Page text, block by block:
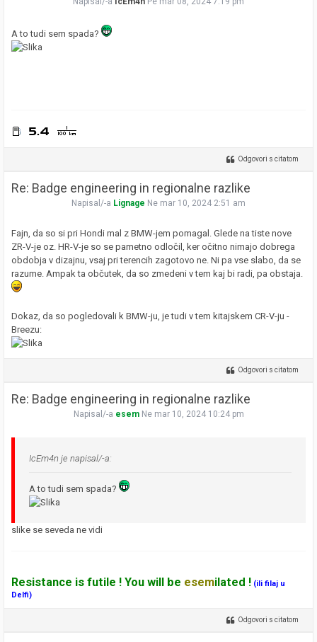
A to tudi sem spada?
Odgovori s citatom
Re: Badge engineering in regionalne razlike
Napisal/-a Lignage Ne mar 10, 2024 2:51 am
Fajn, da so si pri Hondi mal z BMW-jem pomagal. Glede na tiste nove
ZR-V-je oz. HR-V-je so se pametno odločil, ker očitno nimajo dobrega
obdobja v dizajnu, vsaj pri terencih zagotovo ne. Ni pa vse slabo, da se
razume. Ampak ta občutek, da so zmedeni v tem kaj bi radi, pa obstaja.
Dokaz, da so pogledovali k BMW-ju, je tudi v tem kitajskem CR-V-ju -
Breezu:
Odgovori s citatom
Re: Badge engineering in regionalne razlike
Napisal/-a esem Ne mar 10, 2024 10:24 pm
IcEm4n je napisal/-a:
A to tudi sem spada?
slike se seveda ne vidi
Resistance is futile ! You will be esemilated ! (ili filaj u
Delfi)
Odgovori s citatom